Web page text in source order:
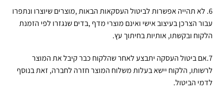
6. לא תהייה אפשרות לביטול העסקאות הבאות ,מוצרים שיוצרו ונתפרו
עבור הצרכן בעיצוב אישי ואינם מוצרי מדף ,בדים שנגזרו לפי הזמנת
הלקוח ובקשתו, אותיות בחיתוך עץ.
7.אם ביטול העסקה יתבצע לאחר שהלקוח כבר קיבל את המוצר
לרשותו, הלקוח יישא בעלות משלוח המוצר חזרה לחברה, זאת בנוסף
לדמי הביטול.